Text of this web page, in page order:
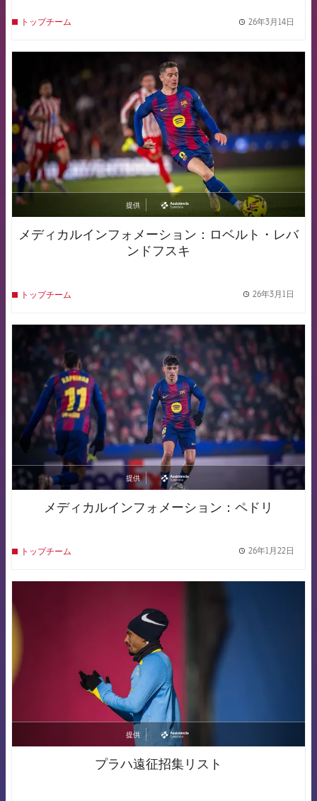
トップチーム 26年3月14日
FCB Barcelona badge
提供
asistencia
メディカルインフォメーション：ロベルト・レバ
ンドフスキ
トップチーム 26年3月1日
FCB Barcelona badge
提供
asistencia
メディカルインフォメーション：ペドリ
トップチーム 26年1月22日
提供
asistencia
プラハ遠征招集リスト